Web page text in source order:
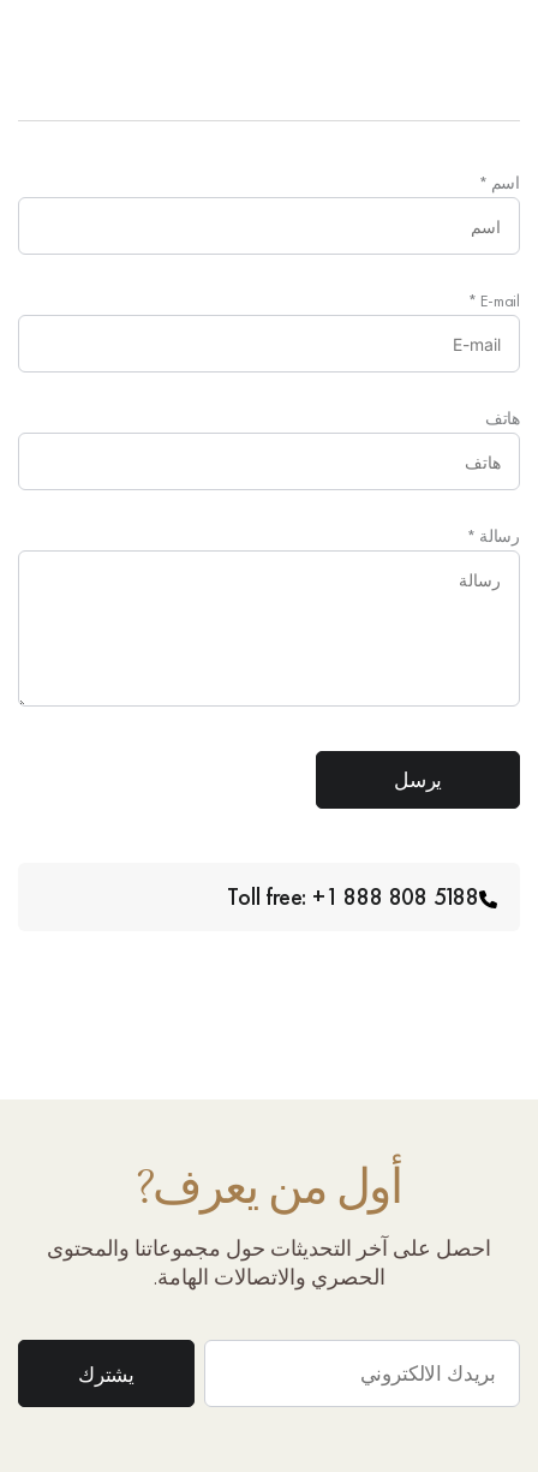
اسم *
E-mail
*
هاتف
رسالة *
Toll free: +1 888 808 5188
أول من يعرف?
احصل على آخر التحديثات حول مجموعاتنا والمحتوى
الحصري والاتصالات الهامة.